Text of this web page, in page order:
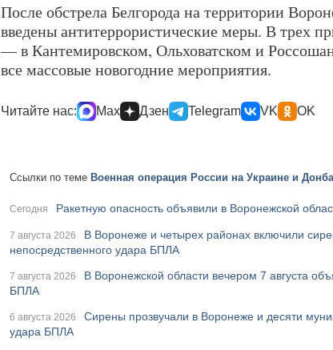
После обстрела Белгорода на территории
введены антитеррористические меры. В трех
— в Кантемировском, Ольховатском и
все массовые новогодние мероприятия.
Читайте нас: Max Дзен Telegram VK OK
Ссылки по теме Военная операция России на Украине и
Сегодня Ракетную опасность объявили в Воронежской
7 августа 2026
В Воронеже и четырех районах включили
непосредственного удара БПЛА
7 августа 2026
В Воронежской области вечером 7 августа
БПЛА
6 августа 2026
Сирены прозвучали в Воронеже и десяти
удара БПЛА